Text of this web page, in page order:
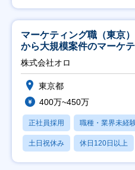
マーケティング職（東京
から大規模案件のマーケ
修充実】
株式会社オロ
東京都
400万~450万
正社員採用 職種・業界未経
土日祝休み 休日120日以上